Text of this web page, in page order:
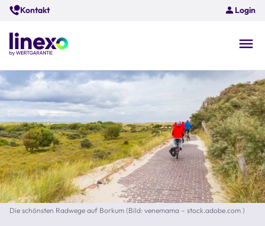
Skip
to
main
content
Kontakt Login
Die schönsten Radwege auf Borkum (Bild: venemama – stock.adobe.com )